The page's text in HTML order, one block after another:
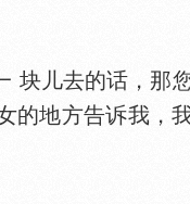
块儿去的话，那
的地方告诉我，